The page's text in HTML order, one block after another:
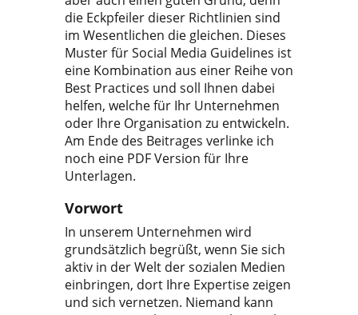
die Eckpfeiler dieser Richtlinien sind
im Wesentlichen die gleichen. Dieses
Muster für Social Media Guidelines ist
eine Kombination aus einer Reihe von
Best Practices und soll Ihnen dabei
helfen, welche für Ihr Unternehmen
oder Ihre Organisation zu entwickeln.
Am Ende des Beitrages verlinke ich
noch eine PDF Version für Ihre
Unterlagen.
Vorwort
In unserem Unternehmen wird
grundsätzlich begrüßt, wenn Sie sich
aktiv in der Welt der sozialen Medien
einbringen, dort Ihre Expertise zeigen
und sich vernetzen. Niemand kann